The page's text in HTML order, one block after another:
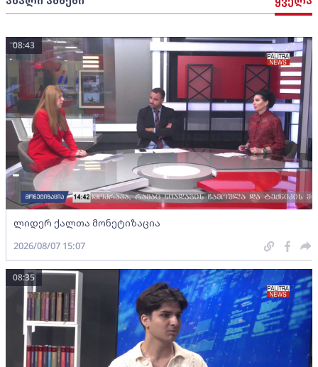
ლიდერ ქალთა მონეტიზაცია
08:43
2026/08/07 15:07
08:35